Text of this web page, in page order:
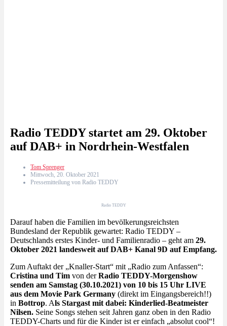
Radio TEDDY startet am 29. Oktober
auf DAB+ in Nordrhein-Westfalen
Tom Sprenger
Mittwoch, 20. Oktober 2021
Pressemitteilung von Radio TEDDY
Radio TEDDY
Darauf haben die Familien im bevölkerungsreichsten
Bundesland der Republik gewartet: Radio TEDDY –
Deutschlands erstes Kinder- und Familienradio – geht am 29.
Oktober 2021 landesweit auf DAB+ Kanal 9D auf Empfang.
Zum Auftakt der „Knaller-Start“ mit „Radio zum Anfassen“:
Cristina und Tim von derRadio TEDDY-Morgenshow
senden am Samstag (30.10.2021) von 10 bis 15 Uhr LIVE
aus dem Movie Park Germany (direkt im Eingangsbereich!!)
in Bottrop. Als Stargast mit dabei: Kinderlied-Beatmeister
Nilsen. Seine Songs stehen seit Jahren ganz oben in den Radio
TEDDY-Charts und für die Kinder ist er einfach „absolut cool“!